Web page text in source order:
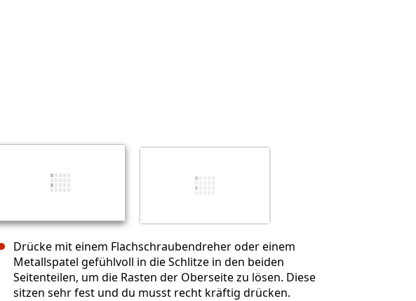
Drücke mit einem Flachschraubendreher oder einem
Metallspatel gefühlvoll in die Schlitze in den beiden
Seitenteilen, um die Rasten der Oberseite zu lösen. Diese
sitzen sehr fest und du musst recht kräftig drücken.